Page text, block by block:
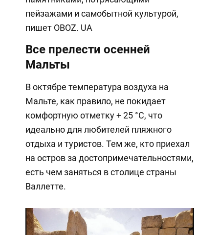
пейзажами и самобытной культурой,
пишет OBOZ. UA
Все прелести осенней
Мальты
В октябре температура воздуха на
Мальте, как правило, не покидает
комфортную отметку + 25 °C, что
идеально для любителей пляжного
отдыха и туристов. Тем же, кто приехал
на остров за достопримечательностями,
есть чем заняться в столице страны
Валлетте.